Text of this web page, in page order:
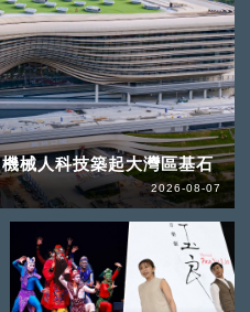
械人科技築起大灣區基石
2026-08-07